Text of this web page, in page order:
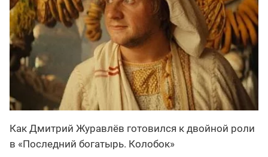
Как Дмитрий Журавлёв готовился к двойной роли
в «Последний богатырь. Колобок»